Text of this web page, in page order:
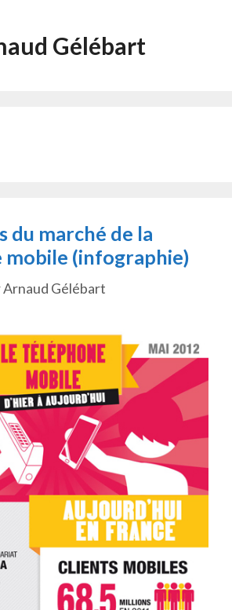
Gélébart
du marché de la
(infographie)
Arnaud Gélébart